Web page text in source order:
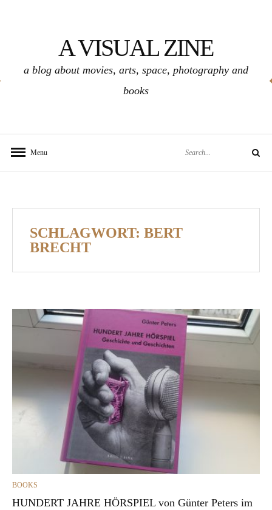
A VISUAL ZINE
a blog about movies, arts, space, photography and
books
Menu Search
SCHLAGWORT: BERT
BRECHT
CATEGORIES
BOOKS
HUNDERT JAHRE HÖRSPIEL von Günter Peters im